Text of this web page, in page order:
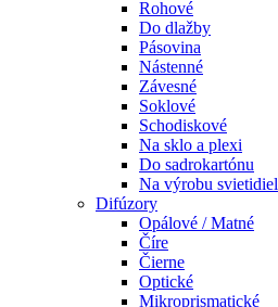
Rohové
Do dlažby
Pásovina
Nástenné
Závesné
Soklové
Schodiskové
Na sklo a plexi
Do sadrokartónu
Na výrobu svietidiel
Difúzory
Opálové / Matné
Číre
Čierne
Optické
Mikroprismatické